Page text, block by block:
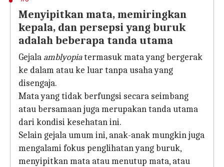
Menyipitkan mata, memiringkan
kepala, dan persepsi yang buruk
adalah beberapa tanda utama
Gejala amblyopiatermasuk mata yang bergerak
ke dalam atau ke luar tanpa usaha yang
disengaja.
Mata yang tidak berfungsi secara seimbang
atau bersamaan juga merupakan tanda utama
dari kondisi kesehatan ini.
Selain gejala umum ini, anak-anak mungkin juga
mengalami fokus penglihatan yang buruk,
menyipitkan mata atau menutup mata, atau